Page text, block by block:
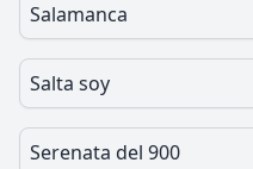
Salamanca
Salta soy
Serenata del 900